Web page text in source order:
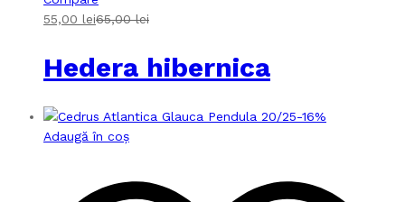
55,00 lei65,00lei
Hedera hibernica
-16%
Adaugă în coș